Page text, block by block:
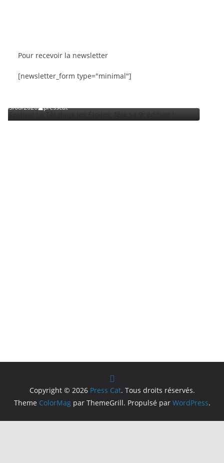
Pour recevoir la newsletter
[newsletter_form type="minimal"]
fête sa 9ᵉ édition
La Fête de la Mer et des
03/08/2026 presscat